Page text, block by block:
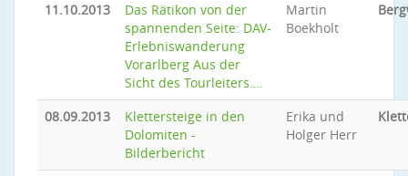
11.10.2013
Das Rätikon von der
spannenden Seite: DAV-
Erlebniswanderung
Vorarlberg Aus der
Sicht des Tourleiters….
Martin
Boekholt
08.09.2013
Klettersteige in den
Dolomiten -
Bilderbericht
Erika und
Holger Herr